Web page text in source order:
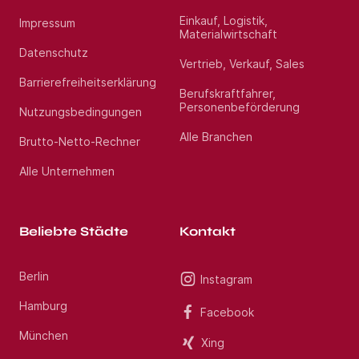
Berücksichtigung der jeweiligen Bedürfnisse,
zielgerichtet zusammen zu bringen. Mit unserem
des gesamten Vermittlungsprozesses zur Seite.
Profitieren Sie von über 13 Jahren Markterfahrung
im Gesundheitswesen. Haben Sie Fragen? Rufen Sie
uns gerne unter Jetzt bewerben an. Wir freuen uns
auf Ihre Bewerbung als Oberarzt Geriatrie (m/w/d)
im Raum Gießen.
Standort:
Impressum
Datenschutz
Barrierefreiheitserklärung
Nutzungsbedingungen
Brutto-Netto-Rechner
Alle Unternehmen
Einkauf, Logistik,
Materialwirtschaft
Vertrieb, Verkauf, Sales
Berufskraftfahrer,
Personenbeförderung
Alle Branchen
Beliebte Städte
Berlin
Hamburg
München
Kontakt
Instagram
Facebook
Xing